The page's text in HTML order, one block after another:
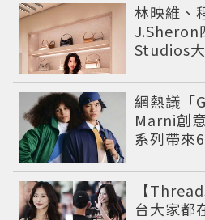
林映維、
J.Sheron
Studios
網熱議「
Marni創
系列帶來
【
台大家都